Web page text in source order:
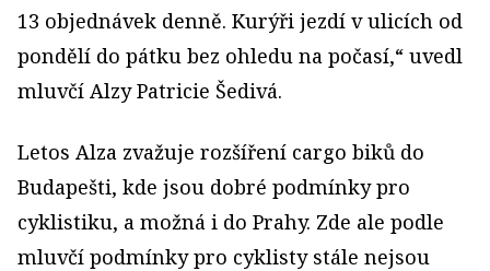
13 objednávek denně. Kurýři jezdí v ulicích od
pondělí do pátku bez ohledu na počasí,“ uvedl
mluvčí Alzy Patricie Šedivá.
Letos Alza zvažuje rozšíření cargo biků do
Budapešti, kde jsou dobré podmínky pro
cyklistiku, a možná i do Prahy. Zde ale podle
mluvčí podmínky pro cyklisty stále nejsou